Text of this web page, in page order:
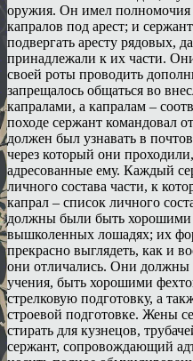
оружия. Он имел полномочия
капралов под арест; и
подвергать аресту рядовых,
принадлежали к их части.
своей роты проводить
запрещалось общаться во
капралами, а капралам –
походе сержант командовал
должен был узнавать в
через который они
адресованные ему. Каждый
личного состава части, к
капрал – список личного
должны были быть хорошими
вышколенных лошадях; их
прекрасно выглядеть, как и
они отличались. Они должны
учения, быть хорошими
стрелковую подготовку, а
строевой подготовке. Жены
стирать для кузнецов,
сержант, сопровождающий